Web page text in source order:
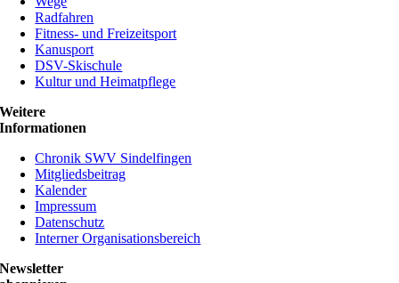
Radfahren
Fitness- und Freizeitsport
Kanusport
DSV-Skischule
Kultur und Heimatpflege
Weitere
Informationen
Chronik SWV Sindelfingen
Mitgliedsbeitrag
Kalender
Impressum
Datenschutz
Interner Organisationsbereich
Newsletter